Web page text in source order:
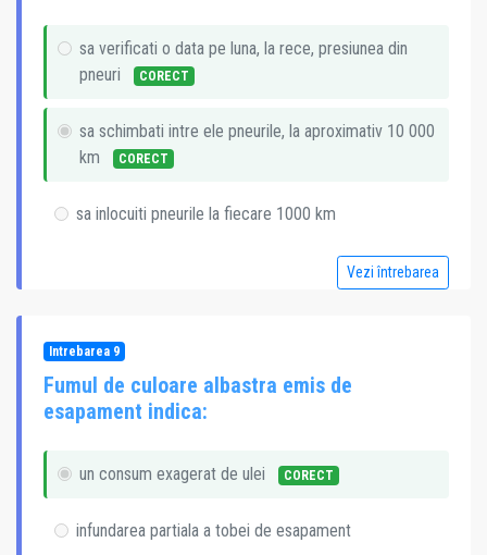
sa verificati o data pe luna, la rece, presiunea din
pneuri
CORECT
sa schimbati intre ele pneurile, la aproximativ 10 000
km
CORECT
sa inlocuiti pneurile la fiecare 1000 km
Vezi întrebarea
Intrebarea 9
Fumul de culoare albastra emis de
esapament indica:
un consum exagerat de ulei CORECT
infundarea partiala a tobei de esapament